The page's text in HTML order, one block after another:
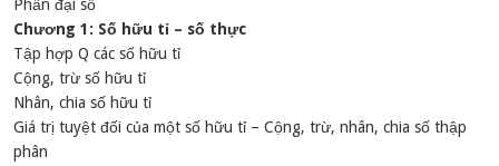
Phần đại số
Chương 1: Số hữu tỉ – số thực
Tập hợp Q các số hữu tỉ
Cộng, trừ số hữu tỉ
Nhân, chia số hữu tỉ
Giá trị tuyệt đối của một số hữu tỉ – Cộng, trừ, nhân, chia số thập
phân